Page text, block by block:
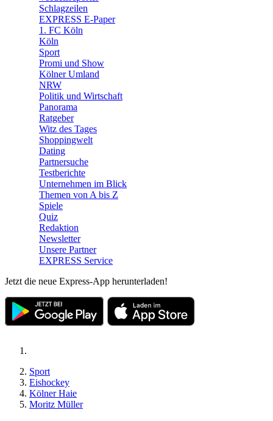
Schlagzeilen
EXPRESS E-Paper
1. FC Köln
Köln
Sport
Promi und Show
Kölner Umland
NRW
Politik und Wirtschaft
Panorama
Ratgeber
Witz des Tages
Shoppingwelt
Dating
Partnersuche
Testberichte
Unternehmen im Blick
Themen von A bis Z
Spiele
Quiz
Redaktion
Newsletter
Unsere Partner
EXPRESS Service
Jetzt die neue Express-App herunterladen!
Sport
Eishockey
Kölner Haie
Moritz Müller